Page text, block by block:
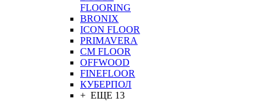
FLOORING
BRONIX
ICON FLOOR
PRIMAVERA
CM FLOOR
OFFWOOD
FINEFLOOR
КУБЕРПОЛ
+ ЕЩЕ 13